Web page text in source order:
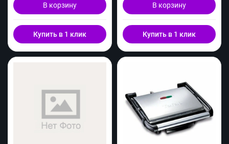
В корзину
Купить в 1 клик
В корзину
Купить в 1 клик